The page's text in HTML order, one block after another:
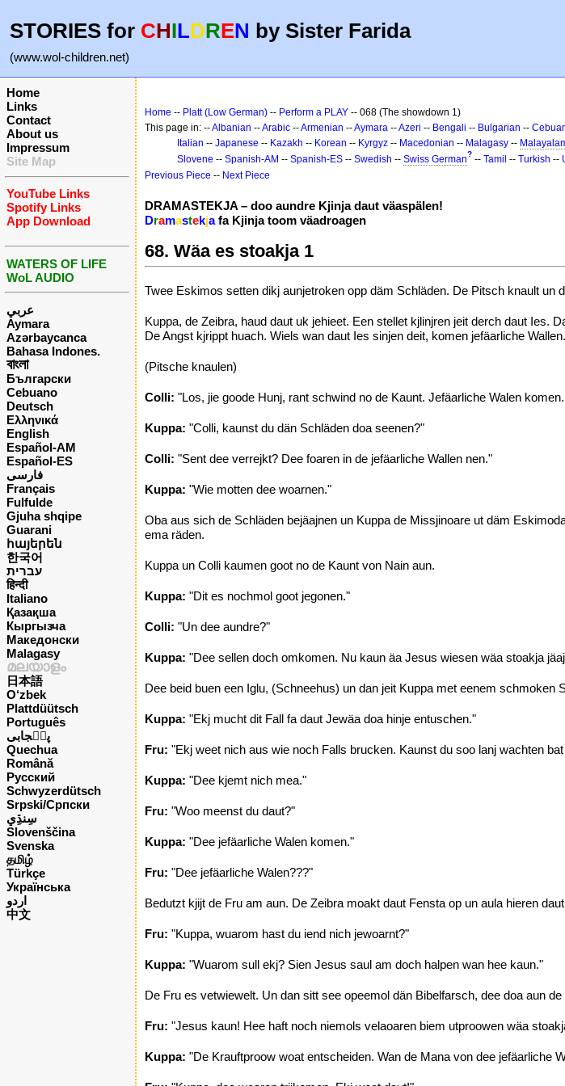
STORIES for CHILDREN by Sister Farida
(www.wol-children.net)
Home
Links
Contact
About us
Impressum
Site Map
YouTube Links
Spotify Links
App Download
WATERS OF LIFE
WoL AUDIO
عربي
Aymara
Azərbaycanca
Bahasa Indones.
বাংলা
Български
Cebuano
Deutsch
Ελληνικά
English
Español-AM
Español-ES
فارسی
Français
Fulfulde
Gjuha shqipe
Guarani
հայերեն
한국어
עברית
हिन्दी
Italiano
Қазақша
Кыргызча
Македонски
Malagasy
മലയാളം
日本語
O‘zbek
Plattdüütsch
Português
پن٘جابی
Quechua
Română
Русский
Schwyzerdütsch
Srpski/Српски
Slovenščina
Svenska
தமிழ்
Türkçe
Українська
اردو
中文
Home -- Platt (Low German) -- Perform a PLAY -- 068 (The showdown 1)
This page in: --Albanian --Arabic --Armenian --Aymara --Azeri -- Bengali -- Bulgarian --
Italian -- Japanese -- Kazakh -- Korean -- Kyrgyz -- Macedonian -- Malagasy --
Slovene -- Spanish-AM -- Spanish-ES -- Swedish -- Swiss German? -- Tamil -- Turkish --
Previous Piece -- Next Piece
DRAMASTEKJA – doo aundre Kjinja daut väaspälen!
Dramastekjafa Kjinja toom väadroagen
68. Wäa es stoakja 1
Twee Eskimos setten dikj aunjetroken opp däm Schläden. De Pitsch knault un
Kuppa, de Zeibra, haud daut uk jehieet. Een stellet kjlinjren jeit derch daut Ies.
De Angst kjrippt huach. Wiels wan daut Ies sinjen deit, komen jefäarliche
(Pitsche knaulen)
Colli: "Los, jie goode Hunj, rant schwind no de Kaunt. Jefäarliche Walen
Kuppa: "Colli, kaunst du dän Schläden doa seenen?"
Colli: "Sent dee verrejkt? Dee foaren in de jefäarliche Wallen nen."
Kuppa: "Wie motten dee woarnen."
Oba aus sich de Schläden bejäajnen un Kuppa de Missjinoare ut däm
ema räden.
Kuppa un Colli kaumen goot no de Kaunt von Nain aun.
Kuppa: "Dit es nochmol goot jegonen."
Colli: "Un dee aundre?"
Kuppa: "Dee sellen doch omkomen. Nu kaun äa Jesus wiesen wäa stoakja
Dee beid buen een Iglu, (Schneehus) un dan jeit Kuppa met eenem
Kuppa: "Ekj mucht dit Fall fa daut Jewäa doa hinje entuschen."
Fru: "Ekj weet nich aus wie noch Falls brucken. Kaunst du soo lanj wachten
Kuppa: "Dee kjemt nich mea."
Fru: "Woo meenst du daut?"
Kuppa: "Dee jefäarliche Walen komen."
Fru: "Dee jefäarliche Walen???"
Bedutzt kjijt de Fru am aun. De Zeibra moakt daut Fensta op un aula hieren
Fru: "Kuppa, wuarom hast du iend nich jewoarnt?"
Kuppa: "Wuarom sull ekj? Sien Jesus saul am doch halpen wan hee kaun."
De Fru es vetwiewelt. Un dan sitt see opeemol dän Bibelfarsch, dee doa aun
Fru: "Jesus kaun! Hee haft noch niemols velaoaren biem utproowen wäa
Kuppa: "De Krauftproow woat entscheiden. Wan de Mana von dee jefäarliche